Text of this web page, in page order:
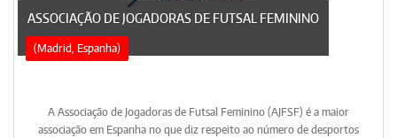
ASSOCIAÇÃO DE JOGADORAS DE FUTSAL FEMININO
(Madrid, Espanha)
A Associação de Jogadoras de Futsal Feminino (AJFSF) é a maior
associação em Espanha no que diz respeito ao número de desportos